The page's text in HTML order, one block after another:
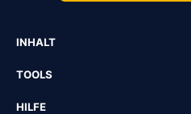
INHALT
TOOLS
HILFE